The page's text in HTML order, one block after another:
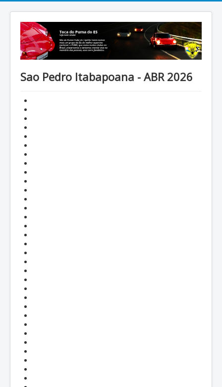
Sao Pedro Itabapoana - ABR 2026